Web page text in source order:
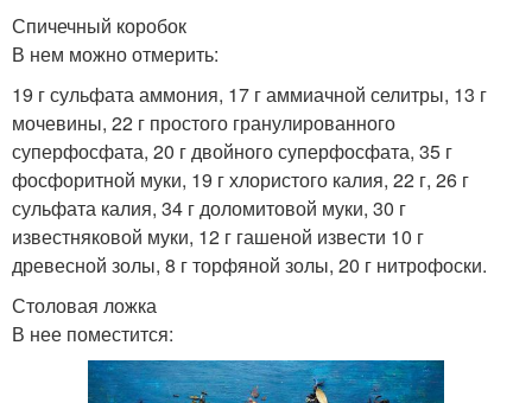
Спичечный коробок
В нем можно отмерить:
19 г сульфата аммония, 17 г аммиачной селитры, 13 г
мочевины, 22 г простого гранулированного
суперфосфата, 20 г двойного суперфосфата, 35 г
фосфоритной муки, 19 г хлористого калия, 22 г, 26 г
сульфата калия, 34 г доломитовой муки, 30 г
известняковой муки, 12 г гашеной извести 10 г
древесной золы, 8 г торфяной золы, 20 г нитрофоски.
Столовая ложка
В нее поместится: